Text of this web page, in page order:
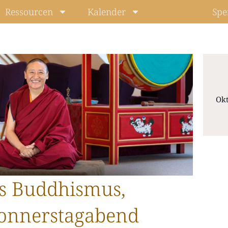
Ressourcen Kalender
Buddhismus,